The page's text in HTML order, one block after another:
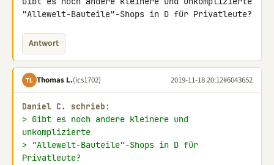
"Allewelt-Bauteile"-Shops in D für Privatleute?
Antwort
TL Thomas L.(ics1702) 2019-11-18 20:12#6043652
Daniel C. schrieb:
> Gibt es noch andere kleinere und
unkomplizierte
> "Allewelt-Bauteile"-Shops in D für
Privatleute?